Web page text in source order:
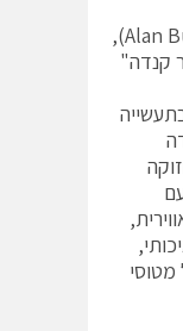
מר אלן באטרפילד (Alan Butterfield),
קנדה"